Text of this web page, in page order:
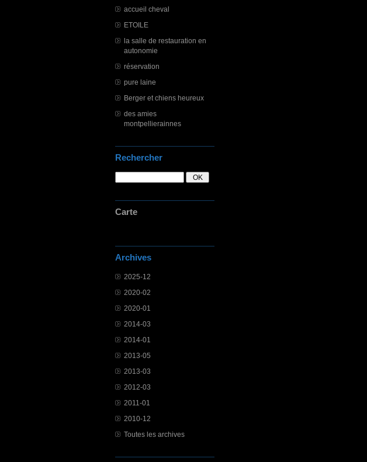
accueil cheval
ETOILE
la salle de restauration en
autonomie
réservation
pure laine
Berger et chiens heureux
des amies
montpellierainnes
Rechercher
Carte
Archives
2025-12
2020-02
2020-01
2014-03
2014-01
2013-05
2013-03
2012-03
2011-01
2010-12
Toutes les archives